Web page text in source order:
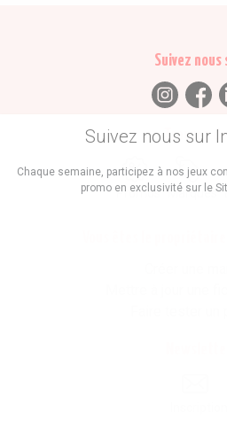
Suivez nous sur
Chaque semaine, participez à nos jeux
promo en exclusivité sur le
Suivez nous
Trouvez
Promos Marques